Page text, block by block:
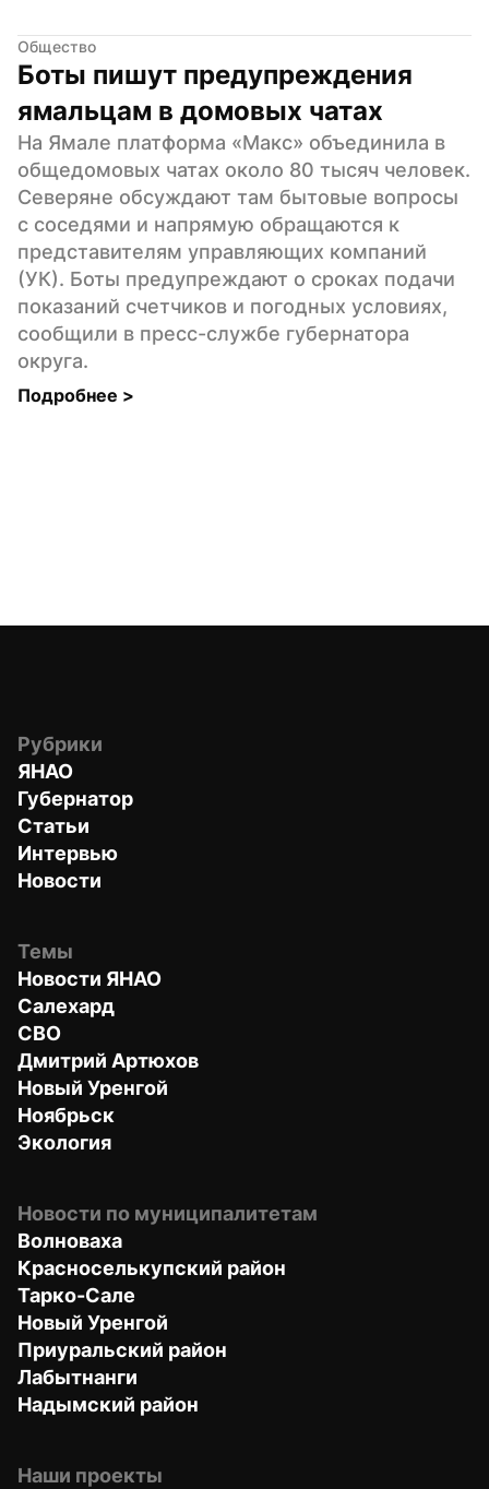
Общество
Боты пишут предупреждения
ямальцам в домовых чатах
На Ямале платформа «Макс» объединила в
общедомовых чатах около 80 тысяч человек.
Северяне обсуждают там бытовые вопросы
с соседями и напрямую обращаются к
представителям управляющих компаний
(УК). Боты предупреждают о сроках подачи
показаний счетчиков и погодных условиях,
сообщили в пресс-службе губернатора
округа.
Подробнее >
Рубрики
ЯНАО
Губернатор
Статьи
Интервью
Новости
Темы
Новости ЯНАО
Салехард
СВО
Дмитрий Артюхов
Новый Уренгой
Ноябрьск
Экология
Новости по муниципалитетам
Волноваха
Красноселькупский район
Тарко-Сале
Новый Уренгой
Приуральский район
Лабытнанги
Надымский район
Наши проекты